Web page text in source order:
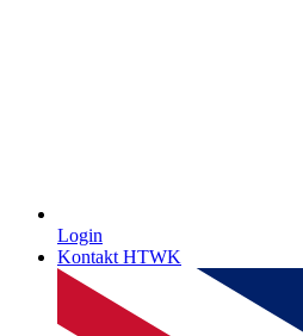
Login
Kontakt HTWK